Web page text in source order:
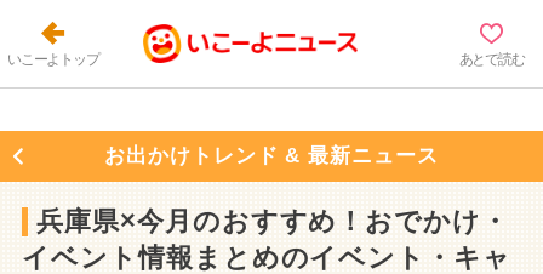
いこーよトップ あとで読む
お出かけトレンド & 最新ニュース
兵庫県×今月のおすすめ！おでかけ・
イベント情報まとめのイベント・キャ